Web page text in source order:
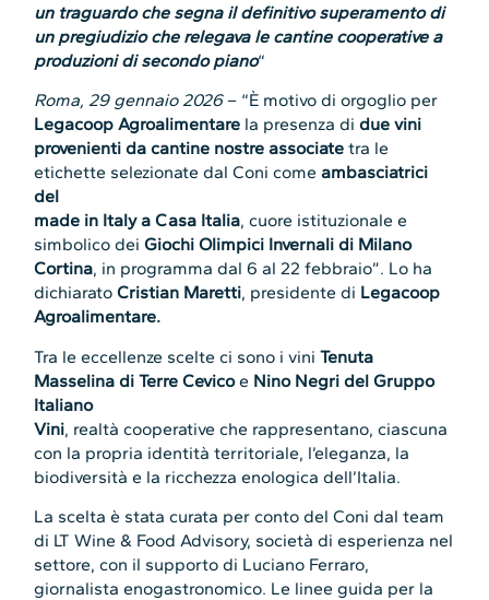
un traguardo che segna il definitivo superamento di
un pregiudizio che relegava le cantine cooperative a
produzioni di secondo piano“
Roma, 29 gennaio 2026– “È motivo di orgoglio per
Legacoop Agroalimentare la presenza didue vini
provenienti da cantine nostre associate tra le
etichette selezionate dal Coni comeambasciatrici
del
made in Italy a Casa Italia, cuore istituzionale e
simbolico deiGiochi Olimpici Invernali di Milano
Cortina, in programma dal 6 al 22 febbraio”. Lo ha
dichiaratoCristian Maretti, presidente di Legacoop
Agroalimentare.
Tra le eccellenze scelte ci sono i viniTenuta
Masselina di Terre Cevicoe Nino Negri del Gruppo
Italiano
Vini, realtà cooperative che rappresentano, ciascuna
con la propria identità territoriale, l’eleganza, la
biodiversità e la ricchezza enologica dell’Italia.
La scelta è stata curata per conto del Coni dal team
di LT Wine & Food Advisory, società di esperienza nel
settore, con il supporto di Luciano Ferraro,
giornalista enogastronomico. Le linee guida per la